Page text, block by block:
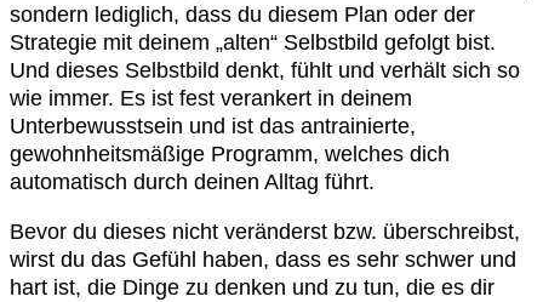
sondern lediglich, dass du diesem Plan oder der
Strategie mit deinem „alten“ Selbstbild gefolgt bist.
Und dieses Selbstbild denkt, fühlt und verhält sich so
wie immer. Es ist fest verankert in deinem
Unterbewusstsein und ist das antrainierte,
gewohnheitsmäßige Programm, welches dich
automatisch durch deinen Alltag führt.
Bevor du dieses nicht veränderst bzw. überschreibst,
wirst du das Gefühl haben, dass es sehr schwer und
hart ist, die Dinge zu denken und zu tun, die es dir